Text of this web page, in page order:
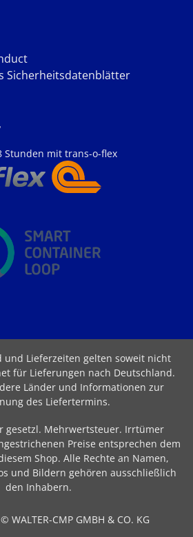
Sicherheitsdatenblätter
Stunden mit trans-o-flex
und Lieferzeiten gelten soweit nicht
für Lieferungen nach Deutschland.
Länder und Informationen zur
des Liefertermins.
gesetzl. Mehrwertsteuer. Irrtümer
Preise entsprechen dem
Shop. Alle Rechte an Namen,
und Bildern gehören ausschließlich
den Inhabern.
WALTER-CMP GMBH & CO. KG